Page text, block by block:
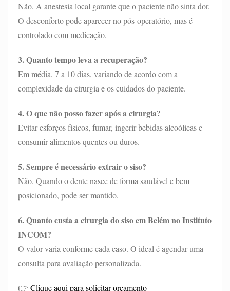
Não. A anestesia local garante que o paciente não sinta dor.
O desconforto pode aparecer no pós-operatório, mas é
controlado com medicação.
3. Quanto tempo leva a recuperação?
Em média, 7 a 10 dias, variando de acordo com a
complexidade da cirurgia e os cuidados do paciente.
4. O que não posso fazer após a cirurgia?
Evitar esforços físicos, fumar, ingerir bebidas alcoólicas e
consumir alimentos quentes ou duros.
5. Sempre é necessário extrair o siso?
Não. Quando o dente nasce de forma saudável e bem
posicionado, pode ser mantido.
6. Quanto custa a cirurgia do siso em Belém no Instituto
INCOM?
O valor varia conforme cada caso. O ideal é agendar uma
consulta para avaliação personalizada.
👉 Clique aqui para solicitar orçamento